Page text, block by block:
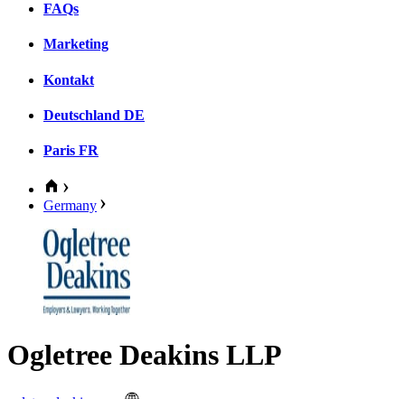
FAQs
Marketing
Kontakt
Deutschland DE
Paris FR
Germany
Ogletree Deakins LLP